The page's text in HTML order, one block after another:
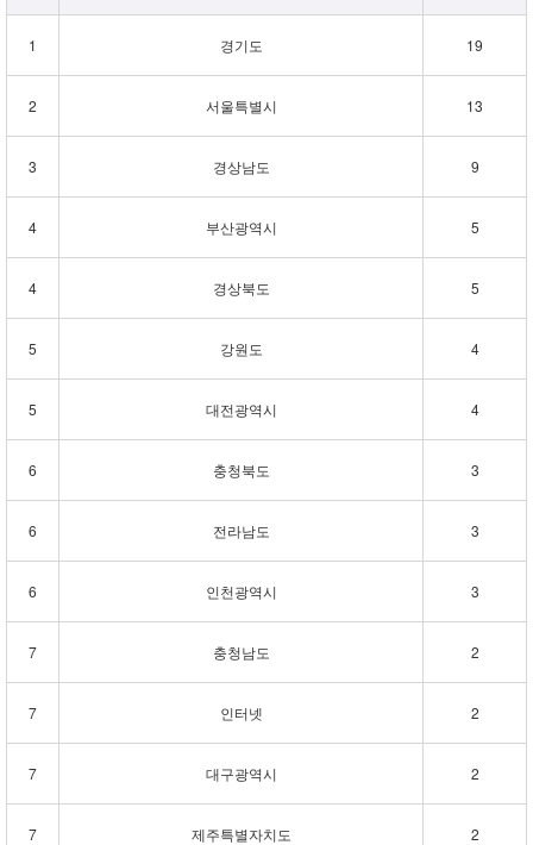
1 경기도 19
2 서울특별시 13
3 경상남도 9
4 부산광역시 5
4 경상북도 5
5 강원도 4
5 대전광역시 4
6 충청북도 3
6 전라남도 3
6 인천광역시 3
7 충청남도 2
7 인터넷 2
7 대구광역시 2
7 제주특별자치도 2